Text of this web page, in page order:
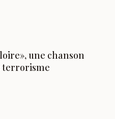
une chanson
terrorisme